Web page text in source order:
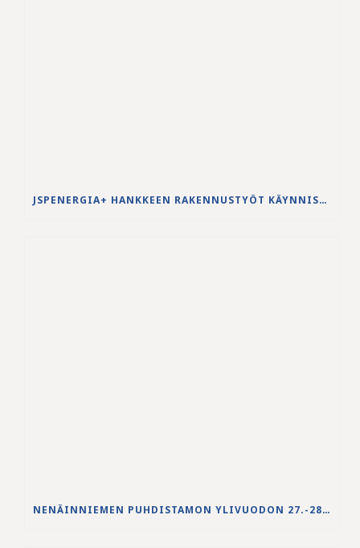
JSPENERGIA+ HANKKEEN RAKENNUSTYÖT KÄYNNISTYVÄT LOUHINTATÖILLÄ
NENÄINNIEMEN PUHDISTAMON YLIVUODON 27.-28.5.2026 VESISTÖVAIKUTUKSET